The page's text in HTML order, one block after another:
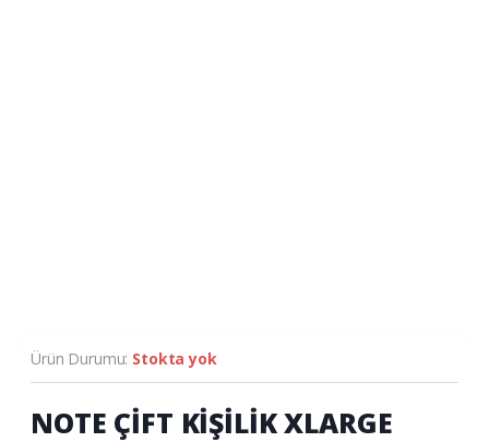
Ürün Durumu: Stokta yok
NOTE ÇİFT KİŞİLİK XLARGE